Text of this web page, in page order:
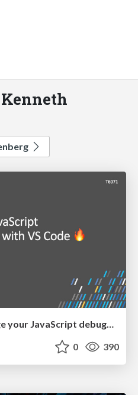
BUILD 2017: Supercharge your JavaScript debugging workflow with VS Code 🔥
0 390